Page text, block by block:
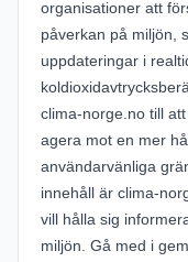
organisationer att
påverkan på miljön,
uppdateringar i
clima-norge.no till
agera mot en mer
användarvänliga
innehåll är clima-
vill hålla sig
miljön. Gå med i